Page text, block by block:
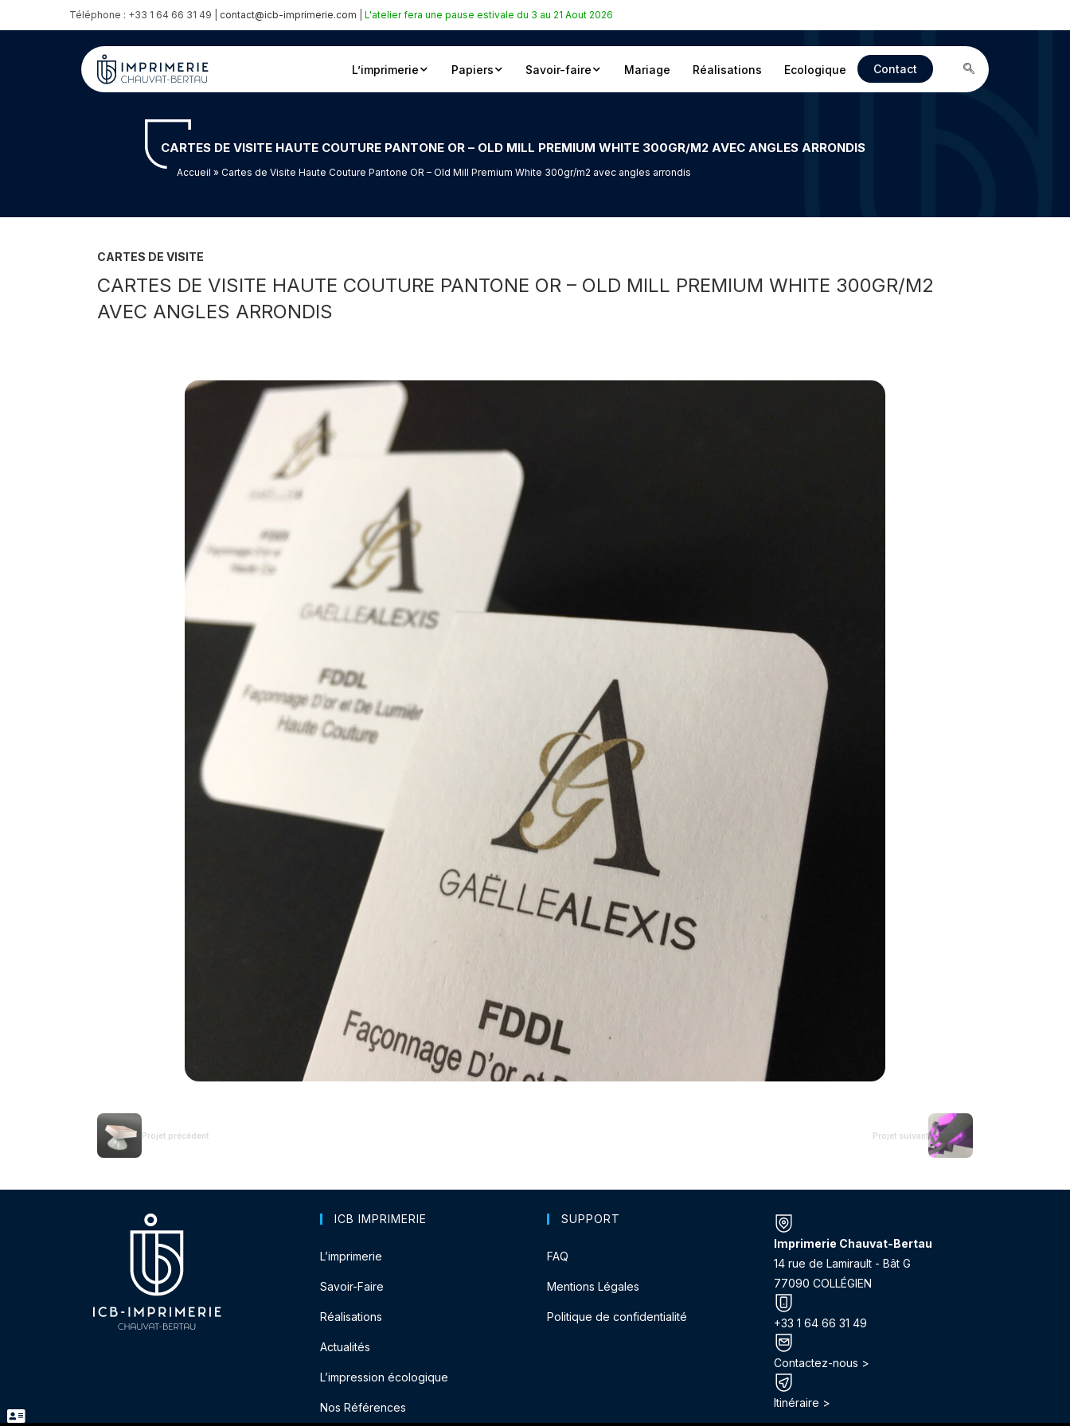
Téléphone : +33 1 64 66 31 49 | contact@icb-imprimerie.com L'atelier fera une pause estivale du 3 au 21 Aout 2026
L’imprimerie Papiers Savoir-faire Mariage Réalisations Ecologique Contact
CARTES DE VISITE HAUTE COUTURE PANTONE OR – OLD MILL PREMIUM WHITE 300GR/M2 AVEC ANGLES ARRONDIS
Accueil » Cartes de Visite Haute Couture Pantone OR – Old Mill Premium White 300gr/m2 avec angles arrondis
CARTES DE VISITE
CARTES DE VISITE HAUTE COUTURE PANTONE OR – OLD MILL PREMIUM WHITE 300GR/M2
AVEC ANGLES ARRONDIS
Projet précédent Projet suivant
ICB IMPRIMERIE
L’imprimerie
Savoir-Faire
Réalisations
Actualités
L’impression écologique
Nos Références
SUPPORT
FAQ
Mentions Légales
Politique de confidentialité
Imprimerie Chauvat-Bertau
14 rue de Lamirault - Bât G
77090 COLLÉGIEN
+33 1 64 66 31 49
Contactez-nous >
Itinéraire >